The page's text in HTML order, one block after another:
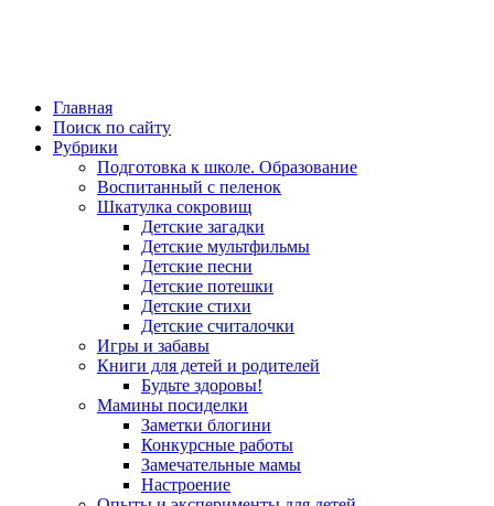
Главная
Поиск по сайту
Рубрики
Подготовка к школе. Образование
Воспитанный с пеленок
Шкатулка сокровищ
Детские загадки
Детские мультфильмы
Детские песни
Детские потешки
Детские стихи
Детские считалочки
Игры и забавы
Книги для детей и родителей
Будьте здоровы!
Мамины посиделки
Заметки блогини
Конкурсные работы
Замечательные мамы
Настроение